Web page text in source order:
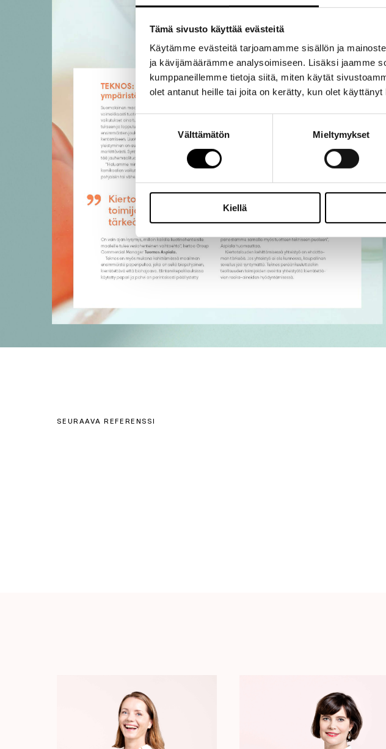
Tämä sivusto käyttää evästeitä
Käytämme evästeitä tarjoamamme sisällön ja
ja kävijämäärämme analysoimiseen. Lisäksi jaamme
kumppaneillemme tietoja siitä, miten käytät
olet antanut heille tai joita on kerätty, kun olet käyttänyt
Suostumuksen
valinta
Välttämätön Mieltymykset
Kiellä
SEURAAVA REFERENSSI